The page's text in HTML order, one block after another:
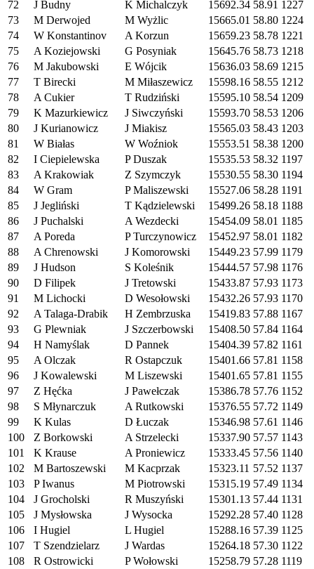
72
J Budny K Michalczyk 15692.34 58.91 1227
73
M Derwojed M Wyżlic 15665.01 58.80 1224
74
W Konstantinov A Korzun 15659.23 58.78 1221
75
A Koziejowski G Posyniak 15645.76 58.73 1218
76
M Jakubowski E Wójcik 15636.03 58.69 1215
77
T Birecki M Miłaszewicz 15598.16 58.55 1212
78
A Cukier T Rudziński 15595.10 58.54 1209
79
K Mazurkiewicz J Siwczyński 15593.70 58.53 1206
80
J Kurianowicz J Miakisz 15565.03 58.43 1203
81
W Białas W Woźniok 15553.51 58.38 1200
82
I Ciepielewska P Duszak 15535.53 58.32 1197
83
A Krakowiak Z Szymczyk 15530.55 58.30 1194
84
W Gram P Maliszewski 15527.06 58.28 1191
85
J Jegliński T Kądzielewski 15499.26 58.18 1188
86
J Puchalski A Wezdecki 15454.09 58.01 1185
87
A Poreda P Turczynowicz 15452.97 58.01 1182
88
A Chrenowski J Komorowski 15449.23 57.99 1179
89
J Hudson S Koleśnik 15444.57 57.98 1176
90
D Filipek J Tretowski 15433.87 57.93 1173
91
M Lichocki D Wesołowski 15432.26 57.93 1170
92
A Talaga-Drabik H Zembrzuska 15419.83 57.88 1167
93
G Plewniak J Szczerbowski 15408.50 57.84 1164
94
H Namyślak D Pannek 15404.39 57.82 1161
95
A Olczak R Ostapczuk 15401.66 57.81 1158
96
J Kowalewski M Liszewski 15401.65 57.81 1155
97
Z Hęćka J Pawełczak 15386.78 57.76 1152
98
S Młynarczuk A Rutkowski 15376.55 57.72 1149
99
K Kulas D Łuczak 15346.98 57.61 1146
100
Z Borkowski A Strzelecki 15337.90 57.57 1143
101
K Krause A Proniewicz 15333.45 57.56 1140
102
M Bartoszewski M Kacprzak 15323.11 57.52 1137
103
P Iwanus M Piotrowski 15315.19 57.49 1134
104
J Grocholski R Muszyński 15301.13 57.44 1131
105
J Mysłowska J Wysocka 15292.28 57.40 1128
106
I Hugiel L Hugiel 15288.16 57.39 1125
107
T Szendzielarz J Wardas 15264.18 57.30 1122
108
R Ostrowicki P Wołowski 15258.79 57.28 1119